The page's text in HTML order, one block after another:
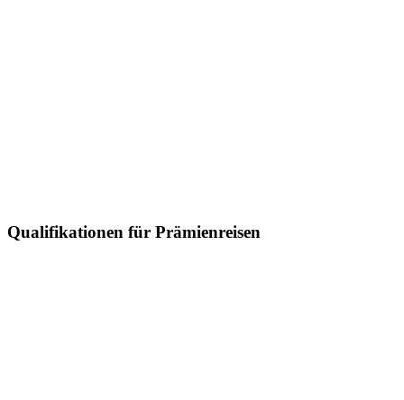
Qualifikationen für Prämienreisen